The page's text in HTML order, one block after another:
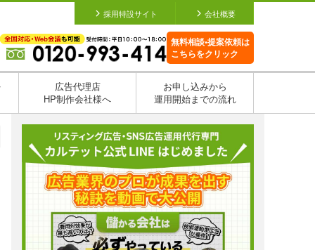
採用特設サイト 会社概要
無料相談•提案依頼は
こちらをクリック
広告代理店
HP制作会社様へ
お申し込みから
運用開始までの流れ